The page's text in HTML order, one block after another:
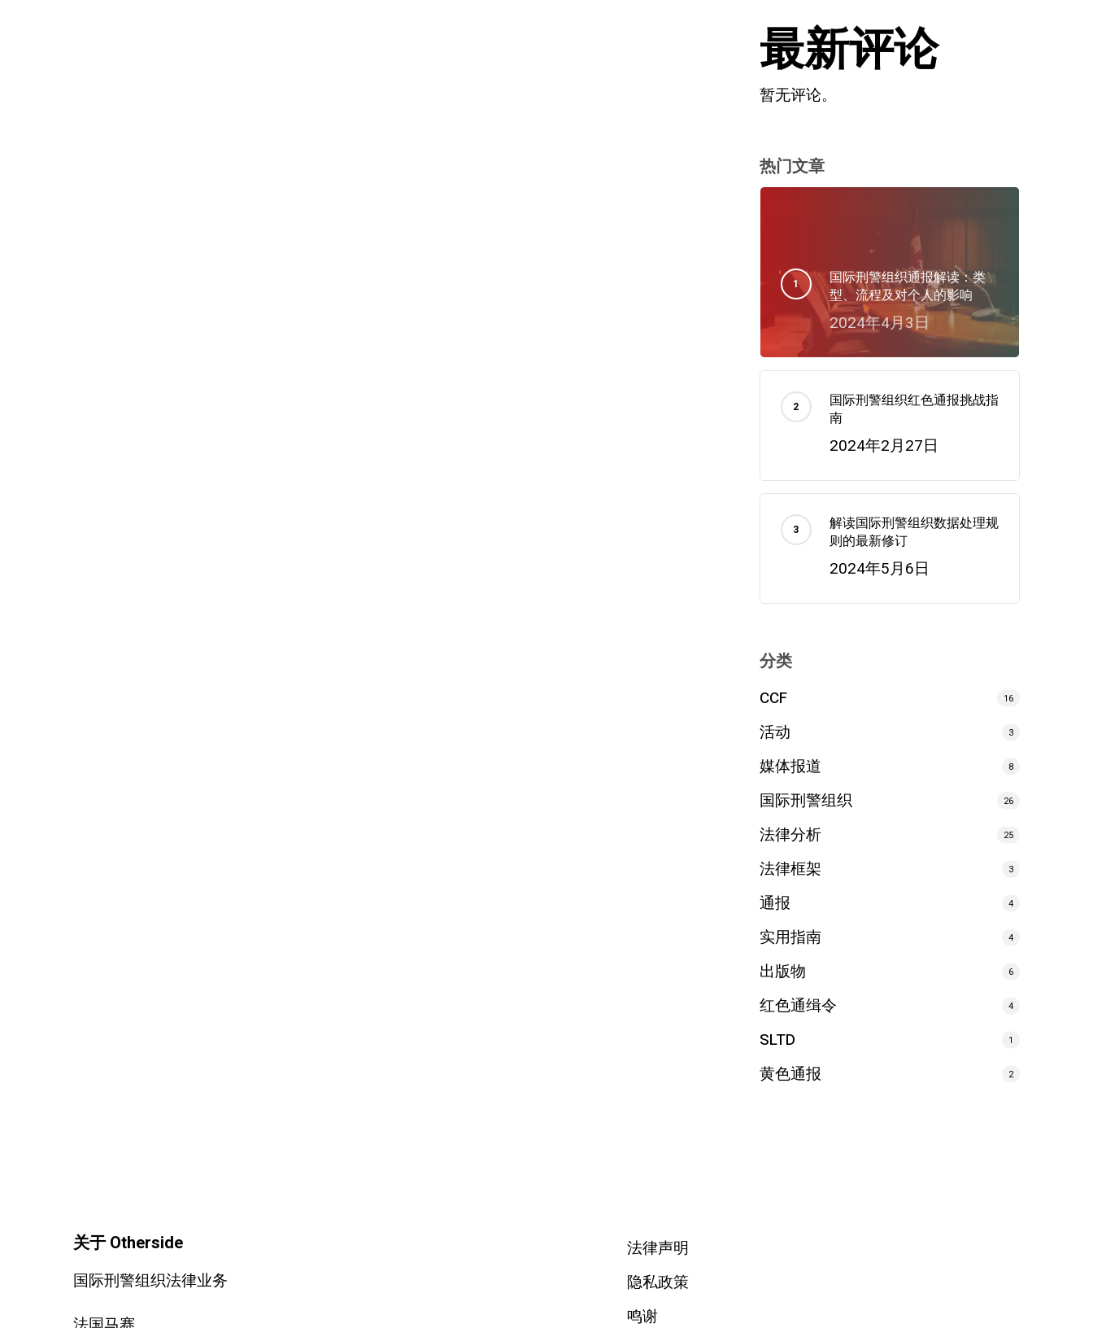
最新评论
暂无评论。
热门文章
国际刑警组织通报解读：类
型、流程及对个人的影响
2024年4月3日
国际刑警组织红色通报挑战指
南
2024年2月27日
解读国际刑警组织数据处理规
则的最新修订
2024年5月6日
分类
CCF 16
活动 3
媒体报道 8
国际刑警组织 26
法律分析 25
法律框架 3
通报 4
实用指南 4
出版物 6
红色通缉令 4
SLTD 1
黄色通报 2
关于 Otherside
国际刑警组织法律业务
法律声明
隐私政策
鸣谢